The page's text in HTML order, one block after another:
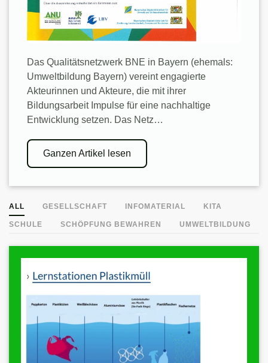
Das Qualitätsnetzwerk BNE in Bayern (ehemals:
Umweltbildung Bayern) vereint engagierte
Akteurinnen und Akteure, die mit ihrer
Bildungsarbeit Impulse für eine nachhaltige
Entwicklung setzen. Das Netz…
Ganzen Artikel lesen
ALL GESELLSCHAFT INFOMATERIAL KITA
SCHULE SCHÖPFUNG BEWAHREN UMWELTBILDUNG